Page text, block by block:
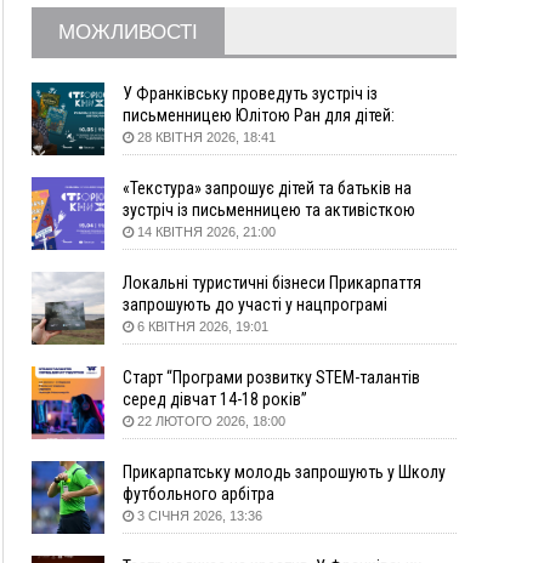
збирання ягід
05 Серпня
19:52
У Франківську вперше прооперували немовля
без відкритої операції
пошукового загону "Плацдарм" Олексій Юков
18:11
СБС за дві доби уразили 13 енергооб'єктів на
окупованих територіях
17:20
Українці подали рекордну кількість заяв до
університетів. Які спеціальності обирають
16:43
Зарплати на Прикарпатті за місяць зросли на
16:14
Франківець, який стріляв біля АЗС, вийшов під
заставу та був повторно затриманий
15:54
Прикарпатець прийшов у Пенсійний та заявив
поліції про гранату, бо йому не нарахували
пенсію
14:59
У Болгарії затримали прикарпатця, який
МОЖЛИВОСТІ
У Франківську проведуть зустріч із
письменницею Юлітою Ран для дітей:
говоритимуть про серію книг про Мавку
28 КВІТНЯ 2026, 18:41
«Текстура» запрошує дітей та батьків на
зустріч із письменницею та активісткою
Анною Повх
14 КВІТНЯ 2026, 21:00
Локальні туристичні бізнеси Прикарпаття
запрошують до участі у нацпрограмі
«Подорож до себе»
6 КВІТНЯ 2026, 19:01
Старт “Програми розвитку STEM-талантів
серед дівчат 14-18 років”
22 ЛЮТОГО 2026, 18:00
Прикарпатську молодь запрошують у Школу
футбольного арбітра
3 СІЧНЯ 2026, 13:36